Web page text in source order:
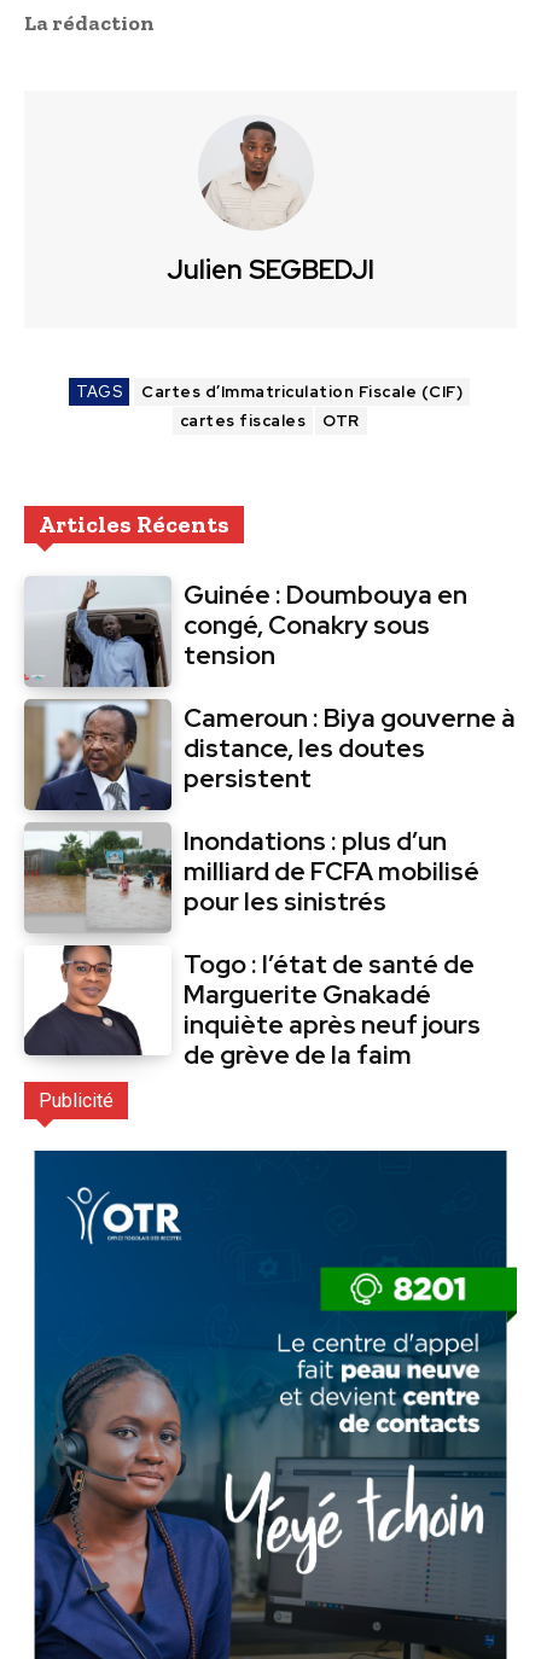
La rédaction
Julien SEGBEDJI
TAGS
Cartes d’Immatriculation Fiscale (CIF)
cartes fiscales
OTR
Articles Récents
Guinée : Doumbouya en
congé, Conakry sous
tension
Cameroun : Biya gouverne à
distance, les doutes
persistent
Inondations : plus d’un
milliard de FCFA mobilisé
pour les sinistrés
Togo : l’état de santé de
Marguerite Gnakadé
inquiète après neuf jours
de grève de la faim
Publicité